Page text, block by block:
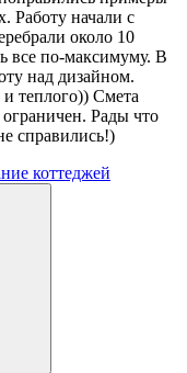
Работу начали с
около 10
все по-максимуму. В
над дизайном.
и теплого)) Смета
Рады что
справились!)
коттеджей